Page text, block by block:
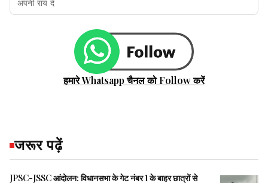
हमारे Whatsapp चैनल को Follow करें
जरूर पढ़ें
JPSC-JSSC आंदोलन: विधानसभा के गेट नंबर 1 के बाहर छात्रों से